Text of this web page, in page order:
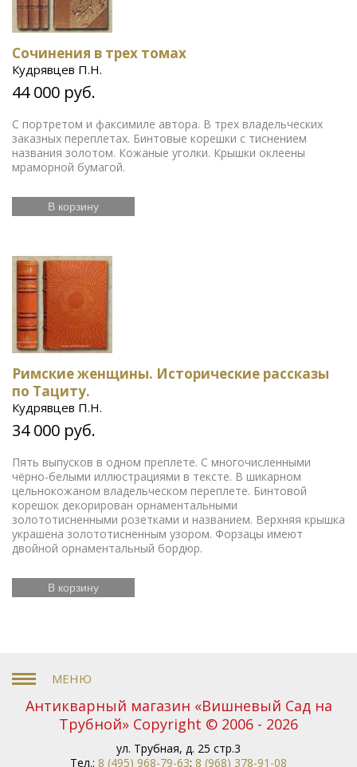
Сочинения в трех томах
Кудрявцев П.Н.
44 000 руб.
С портретом и факсимиле автора. В трех владельческих
заказных переплетах. Бинтовые корешки с тиснением
названия золотом. Кожаные уголки. Крышки оклеены
мраморной бумагой.
В корзину
Римские женщины. Исторические рассказы
по Тациту.
Кудрявцев П.Н.
34 000 руб.
Пять выпусков в одном преплете. С многочисленными
чёрно-белыми иллюстрациями в тексте. В шикарном
цельнокожаном владельческом переплете. Бинтовой
корешок декорирован орнаментальными
золототисненными розетками и названием. Верхняя крышка
украшена золототисненным узором. Форзацы имеют
двойной орнаментальный бордюр.
В корзину
Антикварный магазин «Вишневый Сад на
Трубной» Copyright © 2006 - 2026
ул. Трубная, д. 25 стр.3
Тел.: 8 (495) 968-79-63; 8 (968) 378-91-08